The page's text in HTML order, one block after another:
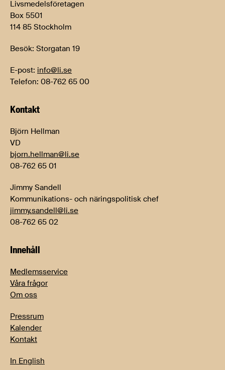
Livsmedelsföretagen
Box 5501
114 85 Stockholm
Besök: Storgatan 19
E-post: info@li.se
Telefon: 08-762 65 00
Kontakt
Björn Hellman
VD
bjorn.hellman@li.se
08-762 65 01
Jimmy Sandell
Kommunikations- och näringspolitisk chef
jimmy.sandell@li.se
08-762 65 02
Innehåll
Medlemsservice
Våra frågor
Om oss
Pressrum
Kalender
Kontakt
In English